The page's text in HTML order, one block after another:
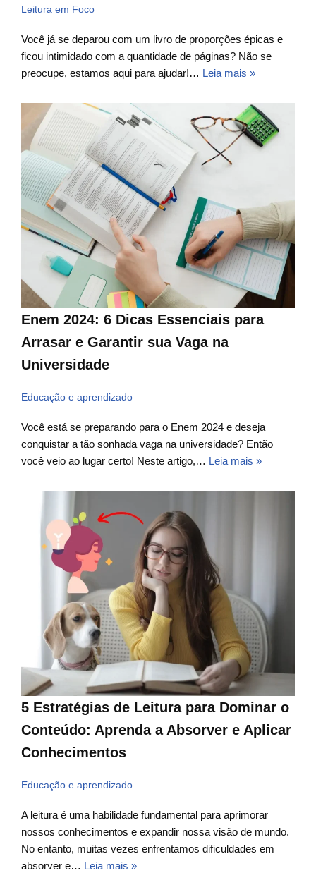
Leitura em Foco
Você já se deparou com um livro de proporções épicas e
ficou intimidado com a quantidade de páginas? Não se
preocupe, estamos aqui para ajudar!… Leia mais »
Enem 2024: 6 Dicas Essenciais para
Arrasar e Garantir sua Vaga na
Universidade
Educação e aprendizado
Você está se preparando para o Enem 2024 e deseja
conquistar a tão sonhada vaga na universidade? Então
você veio ao lugar certo! Neste artigo,… Leia mais »
5 Estratégias de Leitura para Dominar o
Conteúdo: Aprenda a Absorver e Aplicar
Conhecimentos
Educação e aprendizado
A leitura é uma habilidade fundamental para aprimorar
nossos conhecimentos e expandir nossa visão de mundo.
No entanto, muitas vezes enfrentamos dificuldades em
absorver e… Leia mais »